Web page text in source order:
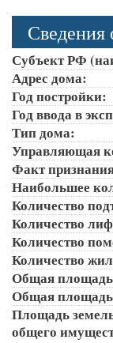
Сведения
Субъект РФ
Адрес дома:
Год постройки:
Год ввода в
Тип дома:
Управляющая
Факт
Наибольшее
Количество
Количество
Количество
Количество
Общая площадь
Общая
Площадь
общего